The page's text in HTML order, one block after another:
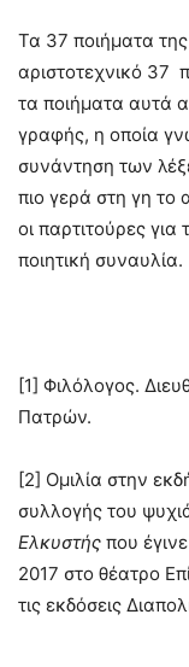
Τα 37 ποιήματα
αριστοτεχνικό 37
τα ποιήματα αυτά
γραφής, η οποία
συνάντηση των
πιο γερά στη γη το
οι παρτιτούρες
ποιητική συναυλία.
[1] Φιλόλογος.
Πατρών.
[2] Ομιλία στην
συλλογής του
Ελκυστής που
2017 στο θέατρο
τις εκδόσεις